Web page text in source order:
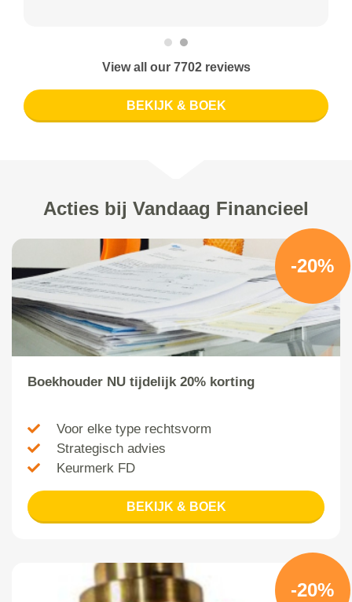
View all our 7702 reviews
BEKIJK & BOEK
Acties bij Vandaag Financieel
-20%
Boekhouder NU tijdelijk 20% korting
Voor elke type rechtsvorm
Strategisch advies
Keurmerk FD
BEKIJK & BOEK
-20%